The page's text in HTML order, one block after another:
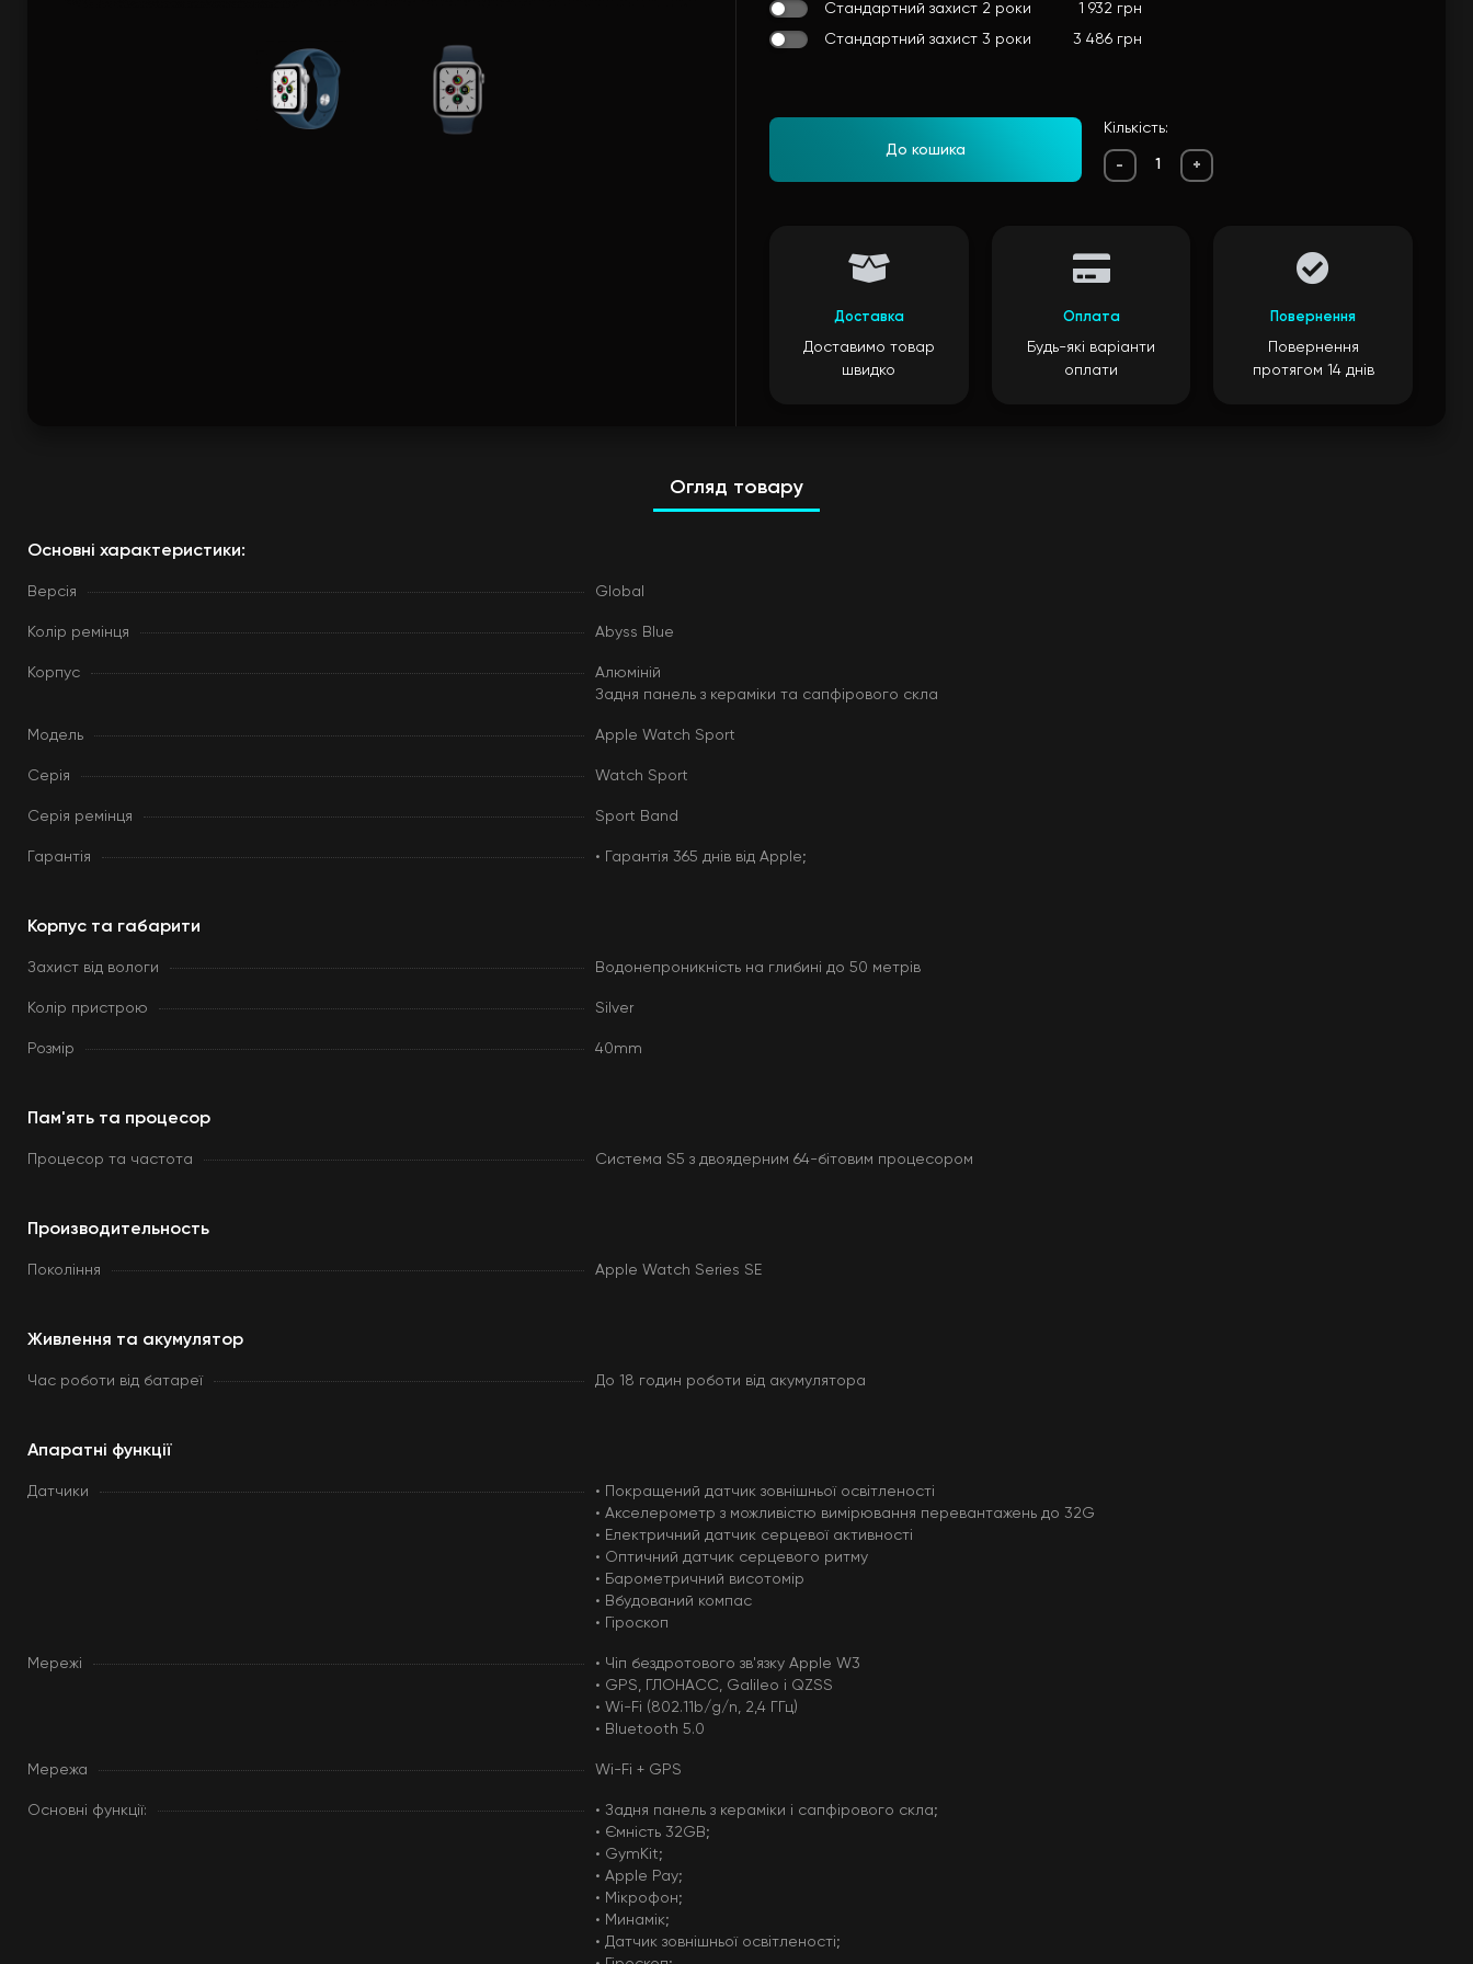
Стандартний захист 2 роки
1 932 грн
Стандартний захист 3 роки
3 486 грн
До кошика
Кількість:
- +
Доставка
Доставимо товар
швидко
Оплата
Будь-які варіанти
оплати
Повернення
Повернення
протягом 14 днів
Огляд товару
Основні характеристики:
Версія Global
Колір ремінця Abyss Blue
Корпус
Алюміній
Задня панель з кераміки та сапфірового скла
Модель Apple Watch Sport
Серія Watch Sport
Серія ремінця Sport Band
Гарантія • Гарантія 365 днів від Apple;
Корпус та габарити
Захист від вологи Водонепроникність на глибині до 50 метрів
Колір пристрою Silver
Розмір 40mm
Пам'ять та процесор
Процесор та частота Система S5 з двоядерним 64-бітовим процесором
Производительность
Покоління Apple Watch Series SE
Живлення та акумулятор
Час роботи від батареї До 18 годин роботи від акумулятора
Апаратні функції
Датчики
• Покращений датчик зовнішньої освітленості
• Акселерометр з можливістю вимірювання перевантажень до 32G
• Електричний датчик серцевої активності
• Оптичний датчик серцевого ритму
• Барометричний висотомір
• Вбудований компас
• Гіроскоп
Мережі
• Чіп бездротового зв'язку Apple W3
• GPS, ГЛОНАСС, Galileo і QZSS
• Wi-Fi (802.11b/g/n, 2,4 ГГц)
• Bluetooth 5.0
Мережа Wi-Fi + GPS
Основні функції:
• Задня панель з кераміки і сапфірового скла;
• Ємність 32GB;
• GymKit;
• Apple Pay;
• Мікрофон;
• Минамік;
• Датчик зовнішньої освітленості;